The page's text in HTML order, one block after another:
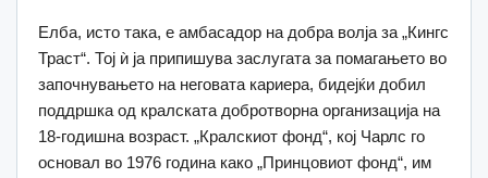
Елба, исто така, е амбасадор на добра волја за „Кингс
Траст“. Тој ѝ ја припишува заслугата за помагањето во
започнувањето на неговата кариера, бидејќи добил
поддршка од кралската добротворна организација на
18-годишна возраст. „Кралскиот фонд“, кој Чарлс го
основал во 1976 година како „Принцовиот фонд“, им